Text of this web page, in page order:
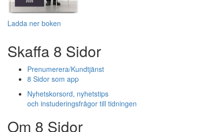
Ladda ner boken
Skaffa 8 Sidor
Prenumerera/Kundtjänst
8 Sidor som app
Nyhetskorsord, nyhetstips
och instuderingsfrågor till tidningen
Om 8 Sidor